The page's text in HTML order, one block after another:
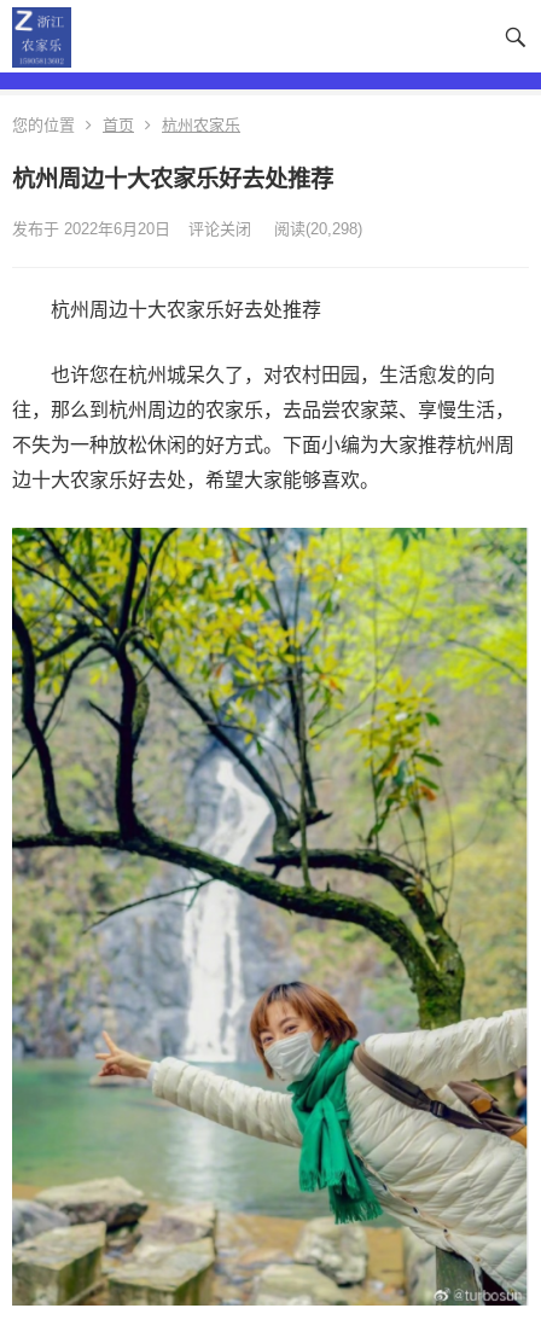
您的位置 首页 杭州农家乐
杭州周边十大农家乐好去处推荐
发布于 2022年6月20日 评论关闭 阅读(20,298)
杭州周边十大农家乐好去处推荐
也许您在杭州城呆久了，对农村田园，生活愈发的向
往，那么到杭州周边的农家乐，去品尝农家菜、享慢生活，
不失为一种放松休闲的好方式。下面小编为大家推荐杭州周
边十大农家乐好去处，希望大家能够喜欢。